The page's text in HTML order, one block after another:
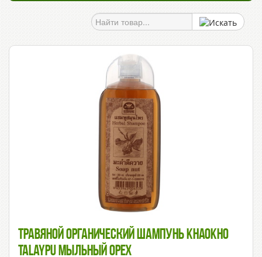
Травяной Органический Шампунь Khaokho
Talaypu Мыльный Орех